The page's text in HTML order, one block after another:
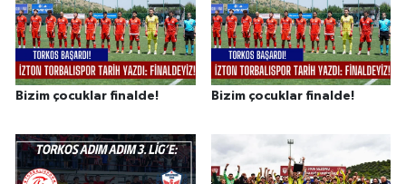
Bizim çocuklar finalde! Bizim çocuklar finalde!